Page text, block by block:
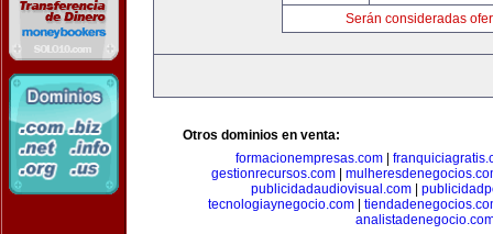
Serán consideradas
Otros dominios en venta:
formacionempresas.com|
gestionrecursos.com|
publicidadaudiovisual.com|
tecnologiaynegocio.com